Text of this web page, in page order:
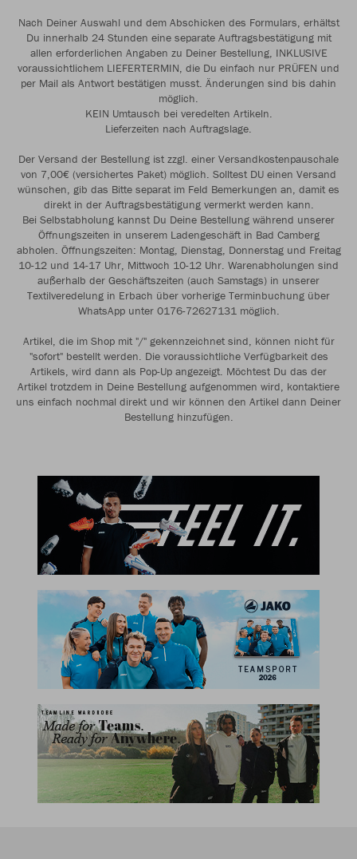
Nach Deiner Auswahl und dem Abschicken des Formulars, erhältst
Du innerhalb 24 Stunden eine separate Auftragsbestätigung mit
allen erforderlichen Angaben zu Deiner Bestellung, INKLUSIVE
voraussichtlichem LIEFERTERMIN, die Du einfach nur PRÜFEN und
per Mail als Antwort bestätigen musst. Änderungen sind bis dahin
möglich.
KEIN Umtausch bei veredelten Artikeln.
Lieferzeiten nach Auftragslage.
Der Versand der Bestellung ist zzgl. einer Versandkostenpauschale
von 7,00€ (versichertes Paket) möglich. Solltest DU einen Versand
wünschen, gib das Bitte separat im Feld Bemerkungen an, damit es
direkt in der Auftragsbestätigung vermerkt werden kann.
Bei Selbstabholung kannst Du Deine Bestellung während unserer
Öffnungszeiten in unserem Ladengeschäft in Bad Camberg
abholen. Öffnungszeiten: Montag, Dienstag, Donnerstag und Freitag
10-12 und 14-17 Uhr, Mittwoch 10-12 Uhr. Warenabholungen sind
außerhalb der Geschäftszeiten (auch Samstags) in unserer
Textilveredelung in Erbach über vorherige Terminbuchung über
WhatsApp unter 0176-72627131 möglich.
Artikel, die im Shop mit "/" gekennzeichnet sind, können nicht für
"sofort" bestellt werden. Die voraussichtliche Verfügbarkeit des
Artikels, wird dann als Pop-Up angezeigt. Möchtest Du das der
Artikel trotzdem in Deine Bestellung aufgenommen wird, kontaktiere
uns einfach nochmal direkt und wir können den Artikel dann Deiner
Bestellung hinzufügen.